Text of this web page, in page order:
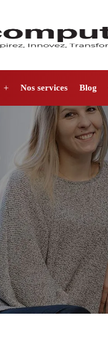
Nos services Blog